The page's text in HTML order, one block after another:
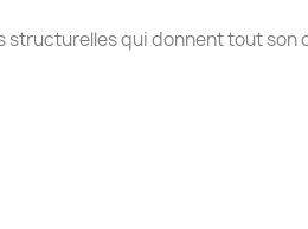
structurelles qui donnent tout son